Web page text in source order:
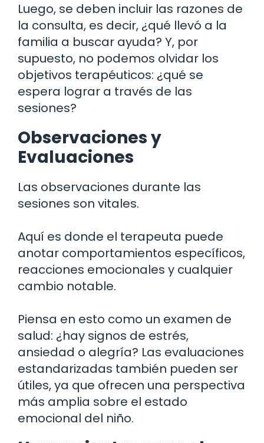
Luego, se deben incluir las razones de
la consulta, es decir, ¿qué llevó a la
familia a buscar ayuda? Y, por
supuesto, no podemos olvidar los
objetivos terapéuticos: ¿qué se
espera lograr a través de las
sesiones?
Observaciones y
Evaluaciones
Las observaciones durante las
sesiones son vitales.
Aquí es donde el terapeuta puede
anotar comportamientos específicos,
reacciones emocionales y cualquier
cambio notable.
Piensa en esto como un examen de
salud: ¿hay signos de estrés,
ansiedad o alegría? Las evaluaciones
estandarizadas también pueden ser
útiles, ya que ofrecen una perspectiva
más amplia sobre el estado
emocional del niño.